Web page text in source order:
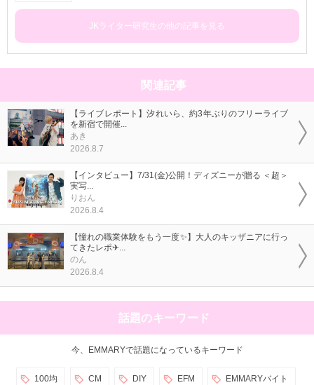
JKライター研究生の他の記事を見る
関連記事
【ライブレポート】汐れいら、約3年ぶりのフリーライブ
を新宿で開催...
あき
2026.8.7
【インタビュー】7/31(金)公開！ディズニーが贈る ＜超＞
実写...
りおん
2026.8.4
【憧れの職業体験をもう一度✨】大人のキッザニアに行っ
てきたレポ✈...
のん
2026.8.4
話題のキーワード
今、EMMARYで話題になっているキーワード
100均 CM DIY EFM EMMARYバイト